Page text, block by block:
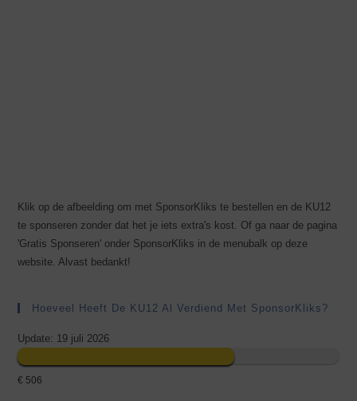
Klik op de afbeelding om met SponsorKliks te bestellen en de KU12
te sponseren zonder dat het je iets extra's kost. Of ga naar de pagina
'Gratis Sponseren' onder SponsorKliks in de menubalk op deze
website. Alvast bedankt!
Hoeveel Heeft De KU12 Al Verdiend Met SponsorKliks?
Update: 19 juli 2026
€ 506